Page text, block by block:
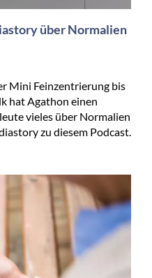
über Normalien
Mini Feinzentrierung bis
hat Agathon einen
vieles über Normalien
zu diesem Podcast.